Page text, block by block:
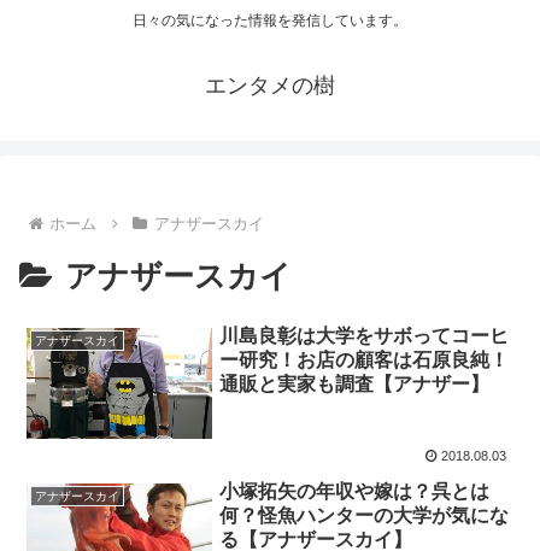
日々の気になった情報を発信しています。
エンタメの樹
ホーム アナザースカイ
アナザースカイ
アナザースカイ
川島良彰は大学をサボってコーヒ
ー研究！お店の顧客は石原良純！
通販と実家も調査【アナザー】
2018.08.03
アナザースカイ
小塚拓矢の年収や嫁は？呉とは
何？怪魚ハンターの大学が気にな
る【アナザースカイ】